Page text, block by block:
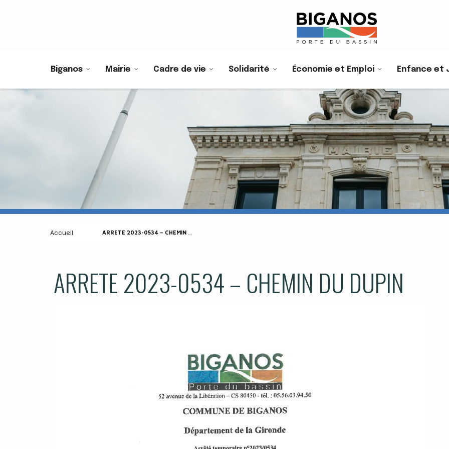
Biganos Mairie Cadre de vie Solidarité Économie et Emploi Enfance et
Accueil ARRETE 2023-0534 – CHEMIN DU DUPIN
ARRETE 2023-0534 – CHEMIN DU DUPIN